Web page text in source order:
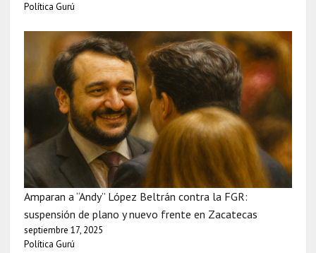
Política Gurú
Amparan a “Andy” López Beltrán contra la FGR:
suspensión de plano y nuevo frente en Zacatecas
septiembre 17, 2025
Política Gurú